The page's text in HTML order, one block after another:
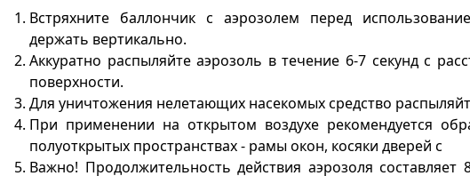
Встряхните баллончик с аэрозолем перед
держать вертикально.
Аккуратно распыляйте аэрозоль в течение 6-7 секунд с
поверхности.
Для уничтожения нелетающих насекомых средство
При применении на открытом воздухе рекомендуется
полуоткрытых пространствах - рамы окон, косяки дверей с
Важно! Продолжительность действия аэрозоля